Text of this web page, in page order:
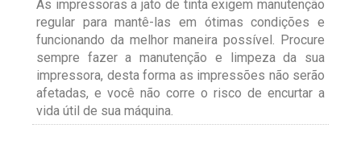
As impressoras a jato de tinta exigem manutenção
regular para mantê-las em ótimas condições e
funcionando da melhor maneira possível. Procure
sempre fazer a manutenção e limpeza da sua
impressora, desta forma as impressões não serão
afetadas, e você não corre o risco de encurtar a
vida útil de sua máquina.